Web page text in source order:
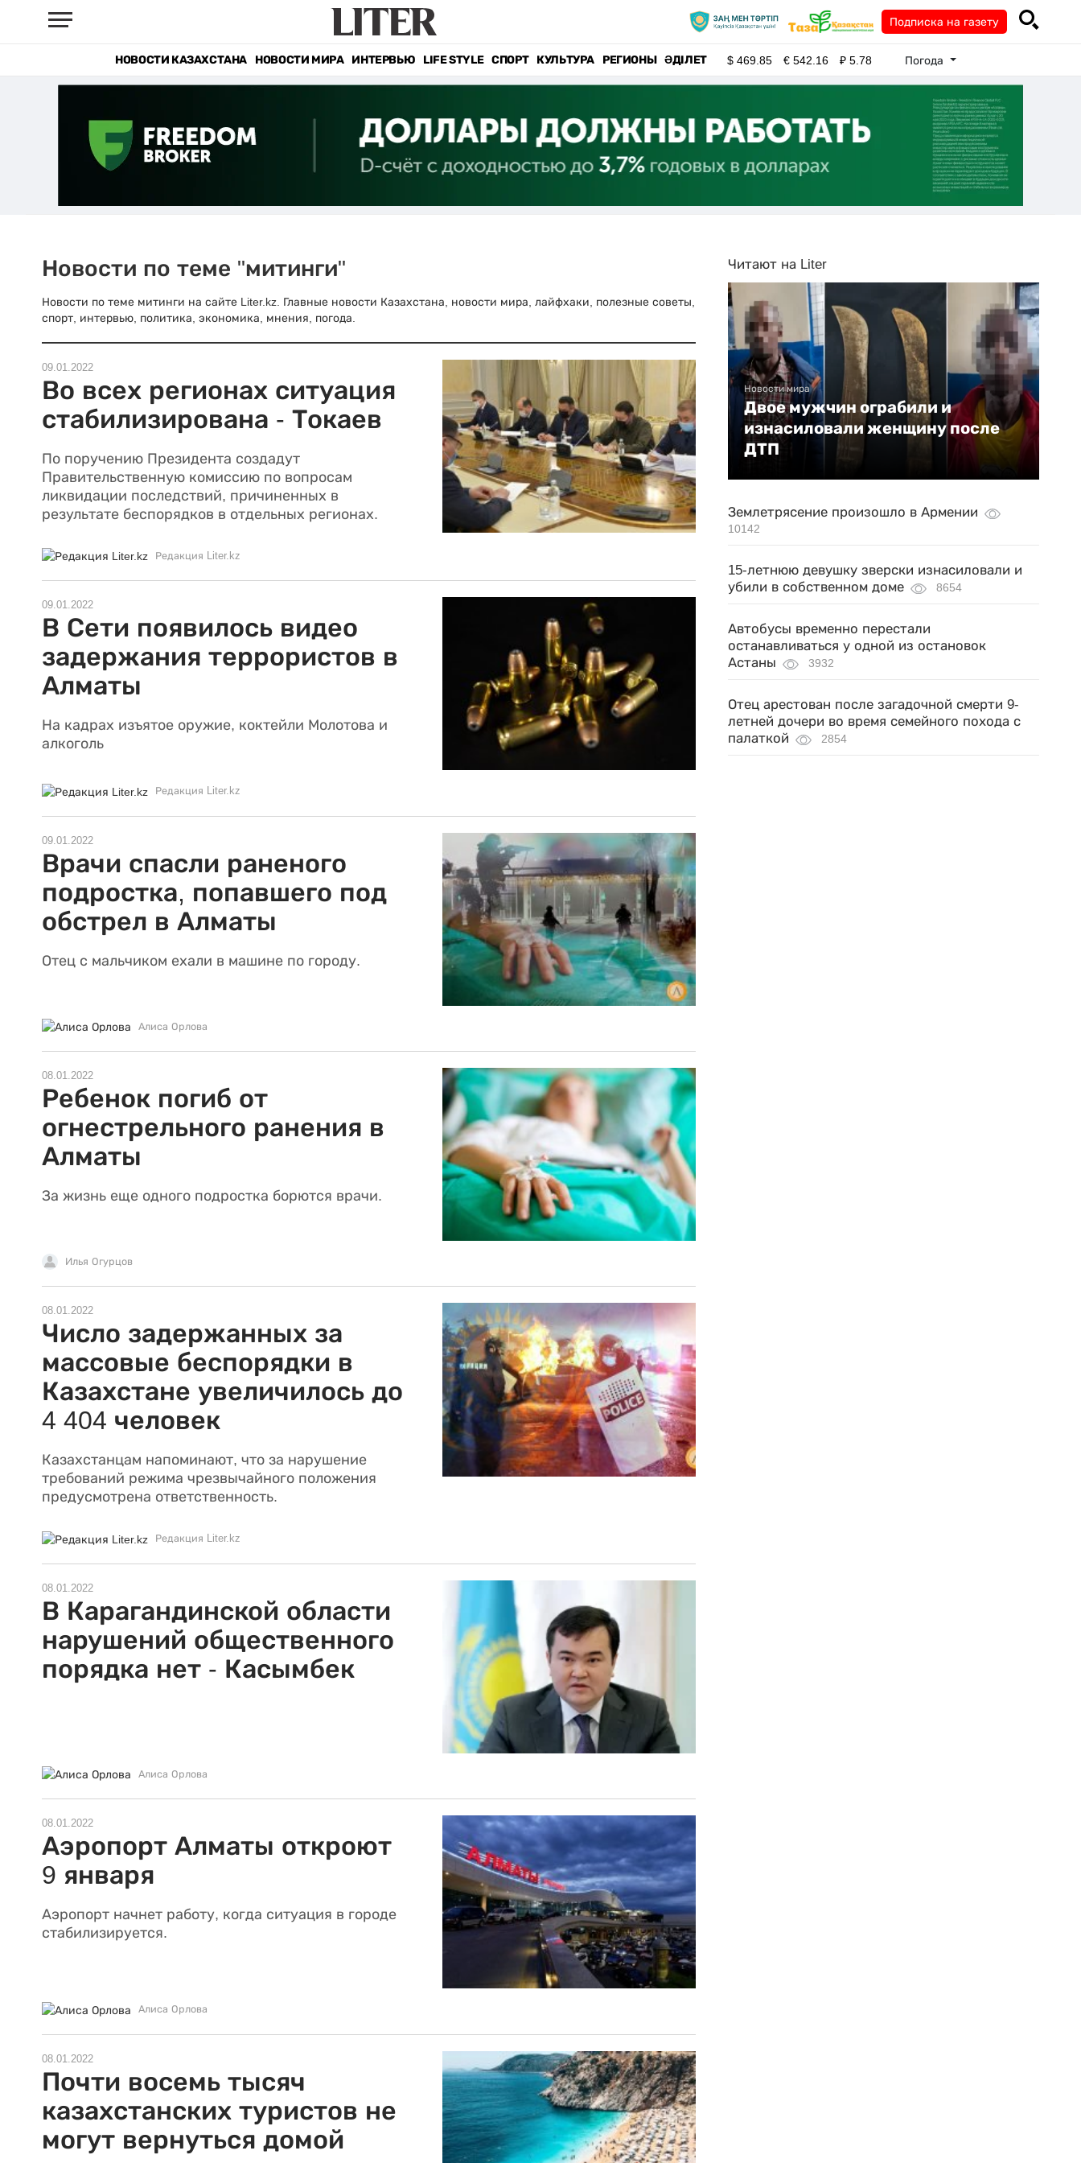
Подписка на газету
НОВОСТИ КАЗАХСТАНА НОВОСТИ МИРА ИНТЕРВЬЮ LIFE STYLE СПОРТ КУЛЬТУРА РЕГИОНЫ ӘДІЛЕТ $469.85 €542.16 ₽5.78 Погода
Новости по теме "митинги"
Новости по теме митинги на сайте Liter.kz. Главные новости Казахстана, новости мира, лайфхаки, полезные советы,
спорт, интервью, политика, экономика, мнения, погода.
09.01.2022
Во всех регионах ситуация
стабилизирована - Токаев
По поручению Президента создадут
Правительственную комиссию по вопросам
ликвидации последствий, причиненных в
результате беспорядков в отдельных регионах.
Редакция Liter.kz
09.01.2022
В Сети появилось видео
задержания террористов в
Алматы
На кадрах изъятое оружие, коктейли Молотова и
алкоголь
Редакция Liter.kz
09.01.2022
Врачи спасли раненого
подростка, попавшего под
обстрел в Алматы
Отец с мальчиком ехали в машине по городу.
Алиса Орлова
08.01.2022
Ребенок погиб от
огнестрельного ранения в
Алматы
За жизнь еще одного подростка борются врачи.
Илья Огурцов
08.01.2022
Число задержанных за
массовые беспорядки в
Казахстане увеличилось до
4 404 человек
Казахстанцам напоминают, что за нарушение
требований режима чрезвычайного положения
предусмотрена ответственность.
Редакция Liter.kz
08.01.2022
В Карагандинской области
нарушений общественного
порядка нет - Касымбек
Алиса Орлова
08.01.2022
Аэропорт Алматы откроют
9 января
Аэропорт начнет работу, когда ситуация в городе
стабилизируется.
Алиса Орлова
08.01.2022
Почти восемь тысяч
казахстанских туристов не
могут вернуться домой
Читают на Liter
Новости мира
Двое мужчин ограбили и
изнасиловали женщину после
ДТП
Землетрясение произошло в Армении
10142
15-летнюю девушку зверски изнасиловали и
убили в собственном доме
8654
Автобусы временно перестали
останавливаться у одной из остановок
Астаны
3932
Отец арестован после загадочной смерти 9-
летней дочери во время семейного похода с
палаткой
2854